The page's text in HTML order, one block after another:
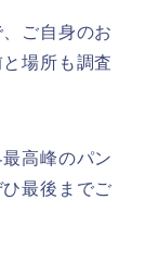
ご自身のお
場所も調査
高峰のパン
最後までご